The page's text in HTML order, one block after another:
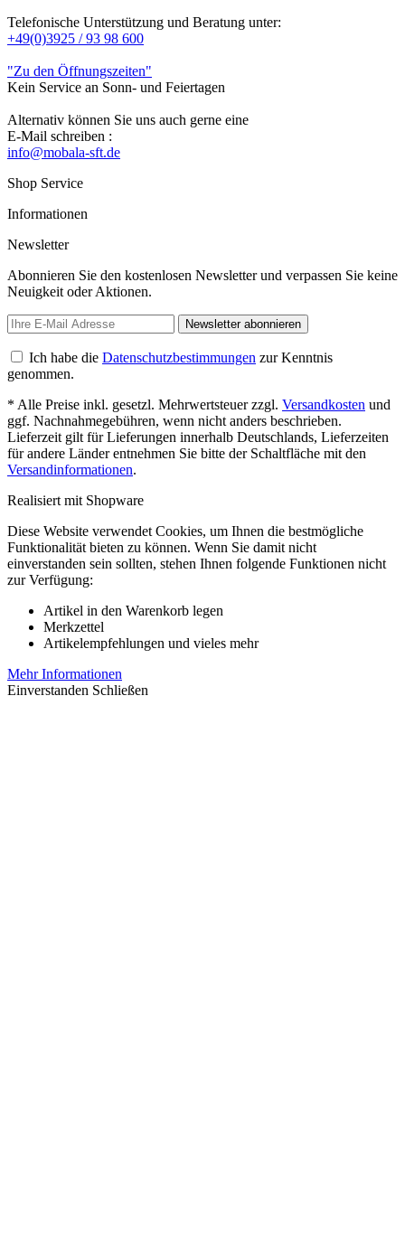
Telefonische Unterstützung und Beratung unter:
+49(0)3925 / 93 98 600
"Zu den Öffnungszeiten"
Kein Service an Sonn- und Feiertagen
Alternativ können Sie uns auch gerne eine
E-Mail schreiben :
info@mobala-sft.de
Shop Service
Informationen
Newsletter
Abonnieren Sie den kostenlosen Newsletter und verpassen Sie keine
Neuigkeit oder Aktionen.
Newsletter abonnieren
Ich habe die Datenschutzbestimmungen zur Kenntnis
genommen.
* Alle Preise inkl. gesetzl. Mehrwertsteuer zzgl. Versandkosten und
ggf. Nachnahmegebühren, wenn nicht anders beschrieben.
Lieferzeit gilt für Lieferungen innerhalb Deutschlands, Lieferzeiten
für andere Länder entnehmen Sie bitte der Schaltfläche mit den
Versandinformationen.
Realisiert mit Shopware
Diese Website verwendet Cookies, um Ihnen die bestmögliche
Funktionalität bieten zu können. Wenn Sie damit nicht
einverstanden sein sollten, stehen Ihnen folgende Funktionen nicht
zur Verfügung:
Artikel in den Warenkorb legen
Merkzettel
Artikelempfehlungen und vieles mehr
Mehr Informationen
Einverstanden Schließen